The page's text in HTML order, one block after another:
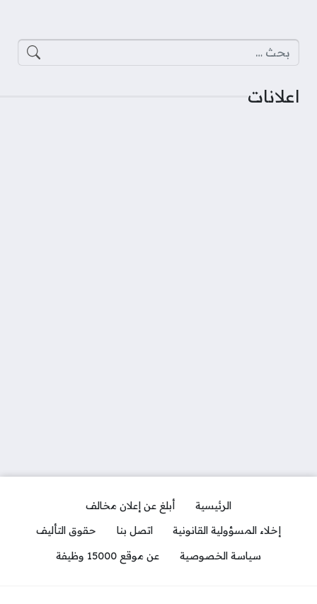
البحث عن:
اعلانات
الرئيسية
أبلغ عن إعلان مخالف
إخلاء المسؤولية القانونية
اتصل بنا
حقوق التأليف
سياسة الخصوصية
عن موقع 15000 وظيفة